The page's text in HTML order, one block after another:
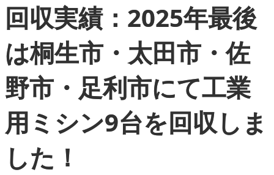
回収実績：2025年最後
は桐生市・太田市・佐
野市・足利市にて工業
用ミシン9台を回収しま
した！